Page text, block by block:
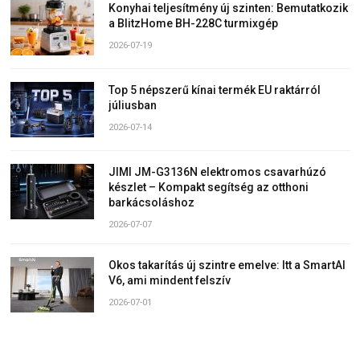
Konyhai teljesítmény új szinten: Bemutatkozik
a BlitzHome BH-228C turmixgép
2026-07-19
Top 5 népszerű kínai termék EU raktárról
júliusban
2026-07-14
JIMI JM-G3136N elektromos csavarhúzó
készlet – Kompakt segítség az otthoni
barkácsoláshoz
2026-07-07
Okos takarítás új szintre emelve: Itt a SmartAI
V6, ami mindent felszív
2026-07-01